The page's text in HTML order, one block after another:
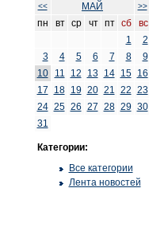
<<
МАЙ >>
пн вт ср чт пт сб
вс
1
2
3
4 5 6 7 8
9
10
11 12 13 14 15
16
17
18 19 20 21 22 23
24 25 26 27 28 29 30
31
Категории:
Все категории
Лента новостей